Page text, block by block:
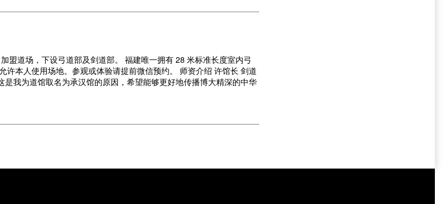
盟道场，下设弓道部及剑道部。 福建唯一拥有 28 米标准长度室内弓
本人使用场地。参观或体验请提前微信预约。 师资介绍 许馆长 剑道
我为道馆取名为承汉馆的原因，希望能够更好地传播博大精深的中华